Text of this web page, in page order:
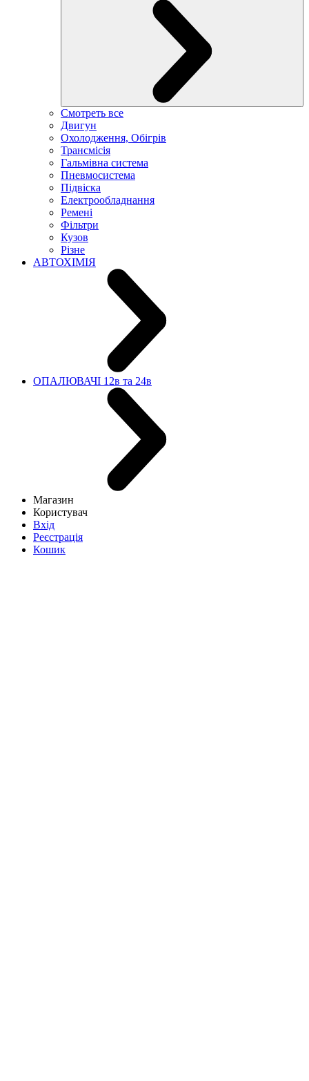
Смотреть все
Двигун
Охолодження, Обігрів
Трансмісія
Гальмівна система
Пневмосистема
Підвіска
Електрообладнання
Ремені
Фільтри
Кузов
Різне
АВТОХІМІЯ
ОПАЛЮВАЧІ 12в та 24в
Магазин
Користувач
Вхід
Реєстрація
Кошик